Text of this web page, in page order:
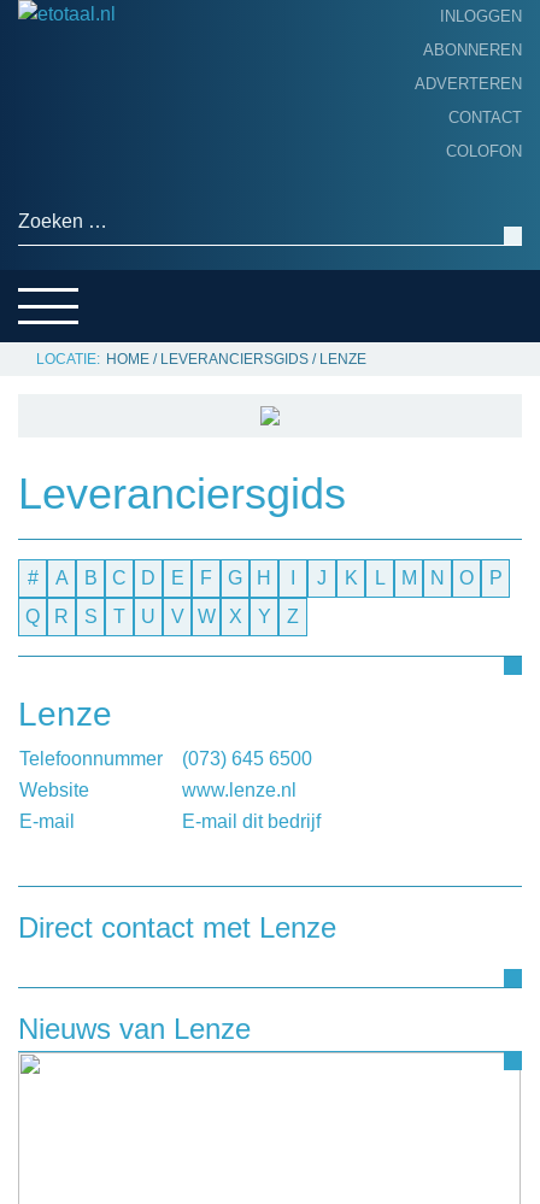
INLOGGEN
ABONNEREN
ADVERTEREN
CONTACT
COLOFON
Zoeken naar:
SERVICE
HOME / LEVERANCIERSGIDS / LENZE
Leveranciersgids
# A B C D E F G H J K L M N O
P
Q
R S T U V W X Y Z
Lenze
Telefoonnummer
(073) 645 6500
Website
www.lenze.nl
E-mail
E-mail dit bedrijf
Direct contact met Lenze
achterlaten aan Lenze, dan kunt u dat doen door
onderstaand contactformulier in te vullen.
Naam
Nieuws van Lenze